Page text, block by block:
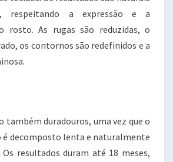
respeitando a expressão e a
rosto. As rugas são reduzidas, o
os contornos são redefinidos e a
também duradouros, uma vez que o
é decomposto lenta e naturalmente
resultados duram até 18 meses,